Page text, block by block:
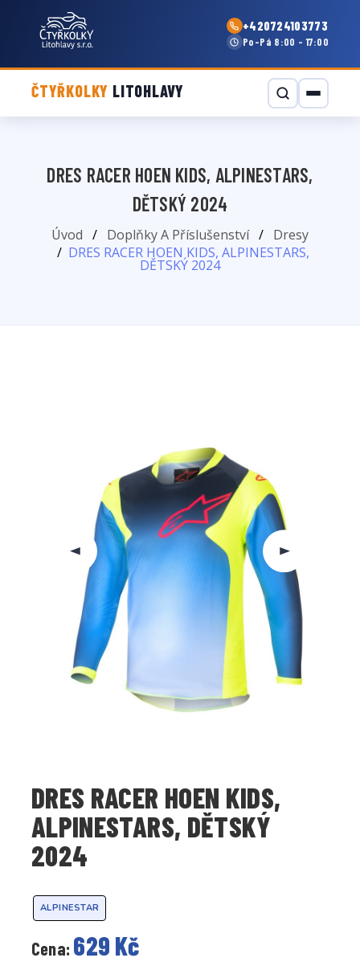
+420724103773
Po–Pá 8:00 - 17:00
ČTYŘKOLKY LITOHLAVY
DRES RACER HOEN KIDS, ALPINESTARS,
DĚTSKÝ 2024
Úvod Doplňky A Příslušenství
Dresy
DRES RACER HOEN KIDS, ALPINESTARS,
DĚTSKÝ 2024
DRES RACER HOEN KIDS,
ALPINESTARS, DĚTSKÝ
2024
ALPINESTAR
Cena: 629 Kč